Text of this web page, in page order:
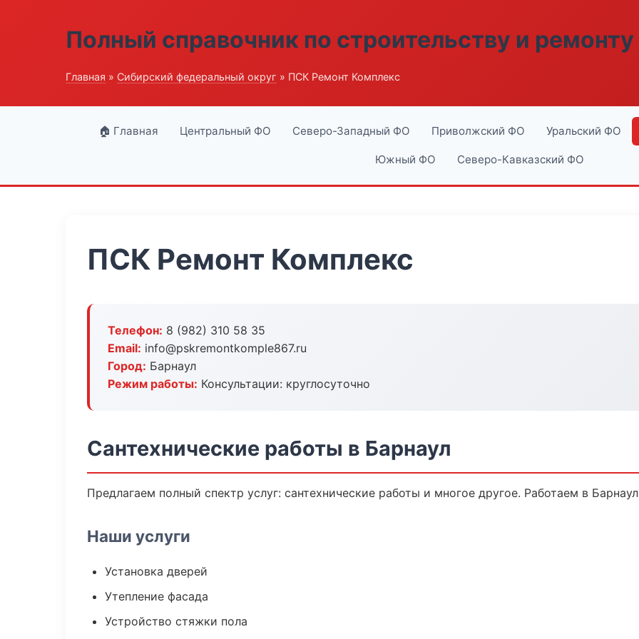
Полный справочник по строительству и ремонту
Главная » Сибирский федеральный округ » ПСК Ремонт Комплекс
🏠 Главная Центральный ФО Северо-Западный ФО Приволжский ФО Уральский ФО
Южный ФО Северо-Кавказский ФО
ПСК Ремонт Комплекс
Телефон: 8 (982) 310 58 35
Email: info@pskremontkomple867.ru
Город: Барнаул
Режим работы: Консультации: круглосуточно
Сантехнические работы в Барнаул
Предлагаем полный спектр услуг: сантехнические работы и многое другое. Работаем в
Наши услуги
Установка дверей
Утепление фасада
Устройство стяжки пола